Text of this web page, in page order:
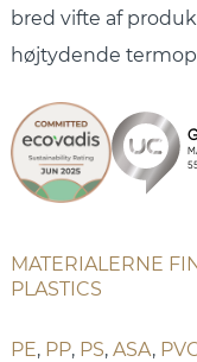
bred vifte af
højtydende
MATERIALERNE
PLASTICS
PE, PP, PS,ASA,